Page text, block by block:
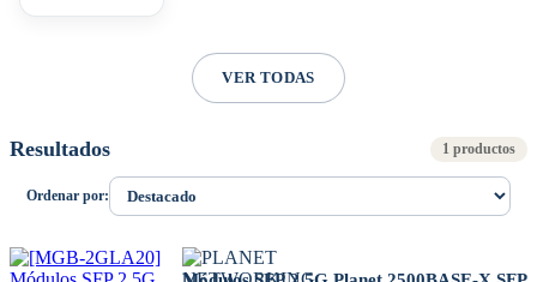
VER TODAS
Resultados 1 productos
Ordenar por: